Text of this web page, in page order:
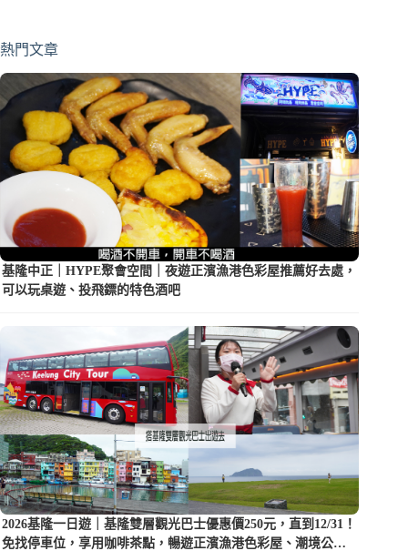
熱門文章
基隆中正｜HYPE聚會空間｜夜遊正濱漁港色彩屋推薦好去處，
可以玩桌遊、投飛鏢的特色酒吧
2026基隆一日遊｜基隆雙層觀光巴士優惠價250元，直到12/31！
免找停車位，享用咖啡茶點，暢遊正濱漁港色彩屋、潮境公園